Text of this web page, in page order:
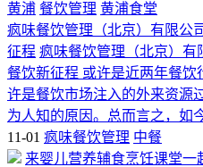
黄浦 餐饮管理 黄浦食堂
疯味餐饮管理（北京）有限公
征程 疯味餐饮管理（北京）有
餐饮新征程 或许是近两年餐
许是餐饮市场注入的外来资源
为人知的原因。总而言之，如
11-01 疯味餐饮管理 中餐
来婴儿营养辅食烹饪课堂一